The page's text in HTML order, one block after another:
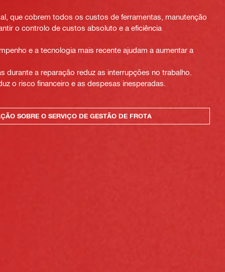
que cobrem todos os custos de ferramentas, manutenção
o controlo de custos absoluto e a eficiência
e a tecnologia mais recente ajudam a aumentar a
durante a reparação reduz as interrupções no trabalho.
o risco financeiro e as despesas inesperadas.
SOBRE O SERVIÇO DE GESTÃO DE FROTA